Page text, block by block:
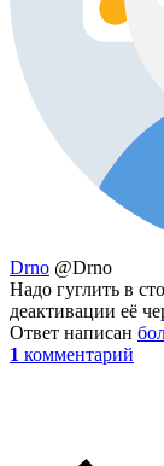
Drno @Drno
Надо гуглить в
деактивации её
Ответ написан
1 комментарий